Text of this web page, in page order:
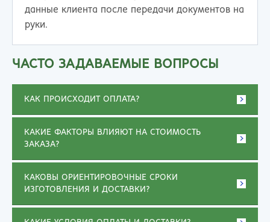
данные клиента после передачи документов на
руки.
ЧАСТО ЗАДАВАЕМЫЕ ВОПРОСЫ
КАК ПРОИСХОДИТ ОПЛАТА?
КАКИЕ ФАКТОРЫ ВЛИЯЮТ НА СТОИМОСТЬ
ЗАКАЗА?
КАКОВЫ ОРИЕНТИРОВОЧНЫЕ СРОКИ
ИЗГОТОВЛЕНИЯ И ДОСТАВКИ?